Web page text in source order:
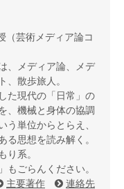
（芸術メディア論コ
、メディア論、メデ
、散歩旅人。
た現代の「日常」の
、機械と身体の協調
う単位からとらえ、
る思想を読み解く。
り系。
」もごらんください。
主要著作 連絡先